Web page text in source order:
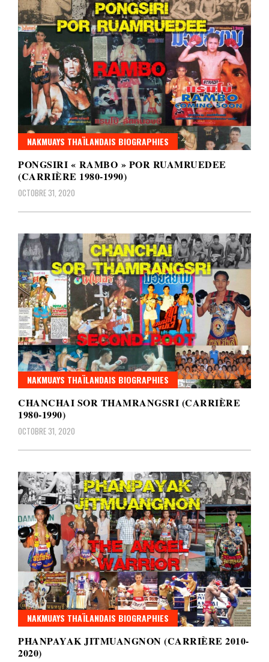
NAKMUAYS THAÏLANDAIS BIOGRAPHIES
PONGSIRI « RAMBO » POR RUAMRUEDEE
(CARRIÈRE 1980-1990)
OCTOBRE 31, 2020
NAKMUAYS THAÏLANDAIS BIOGRAPHIES
CHANCHAI SOR THAMRANGSRI (CARRIÈRE
1980-1990)
OCTOBRE 31, 2020
NAKMUAYS THAÏLANDAIS BIOGRAPHIES
PHANPAYAK JITMUANGNON (CARRIÈRE 2010-
2020)